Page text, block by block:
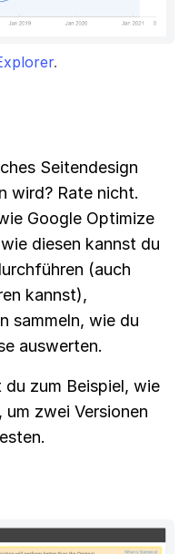
.
Seitendesign
wird? Rate nicht.
Google Optimize
diesen kannst du
(auch
kannst),
sammeln, wie du
auswerten.
zum Beispiel, wie
zwei Versionen